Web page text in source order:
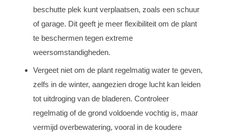
beschutte plek kunt verplaatsen, zoals een schuur
of garage. Dit geeft je meer flexibiliteit om de plant
te beschermen tegen extreme
weersomstandigheden.
Vergeet niet om de plant regelmatig water te geven,
zelfs in de winter, aangezien droge lucht kan leiden
tot uitdroging van de bladeren. Controleer
regelmatig of de grond voldoende vochtig is, maar
vermijd overbewatering, vooral in de koudere